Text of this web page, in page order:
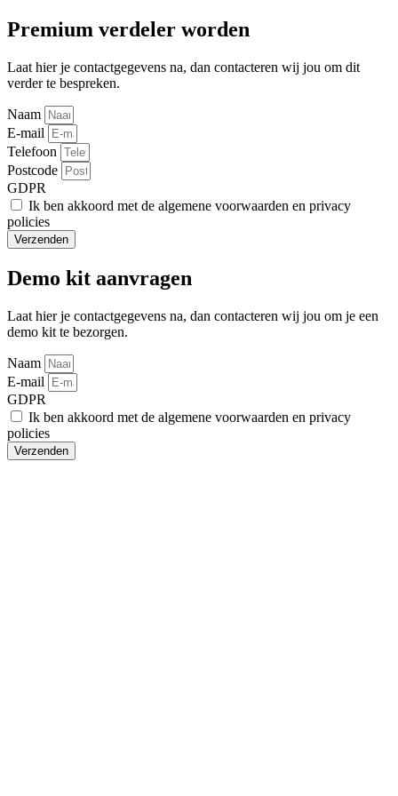
Premium verdeler worden
Laat hier je contactgegevens na, dan contacteren wij jou om dit
verder te bespreken.
Naam
E-mail
Telefoon
Postcode
GDPR
Ik ben akkoord met de algemene voorwaarden en privacy
policies
Verzenden
Demo kit aanvragen
Laat hier je contactgegevens na, dan contacteren wij jou om je een
demo kit te bezorgen.
Naam
E-mail
GDPR
Ik ben akkoord met de algemene voorwaarden en privacy
policies
Verzenden